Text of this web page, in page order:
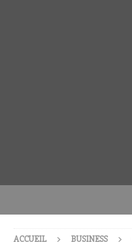
ACCUEIL BUSINESS